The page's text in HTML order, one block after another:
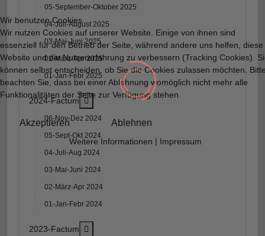
05-September-Oktober 2025
04-Juli-August 2025
03-Mai-Juni 2025
02-März-Apr 2025
01-Jan-Febr 2025
2024-Factum More about: 2024-Factum
06-Nov-Dez 2024
05-Sept-Okt 2024
04-Juli-Aug 2024
03-Mai-Juni 2024
02-März-Apr 2024
01-Jan-Febr 2024
2023-Factum
Wir benutzen Cookies
Wir nutzen Cookies auf unserer Website. Einige von ihnen sind
essenziell für den Betrieb der Seite, während andere uns helfen, diese
Website und die Nutzererfahrung zu verbessern (Tracking Cookies).
können selbst entscheiden, ob Sie die Cookies zulassen möchten.
beachten Sie, dass bei einer Ablehnung womöglich nicht mehr alle
Funktionalitäten der Seite zur Verfügung stehen.
Akzeptieren Ablehnen
Weitere Informationen | Impressum